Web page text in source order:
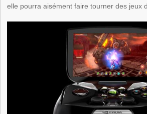
elle pourra aisément faire tourner des jeux